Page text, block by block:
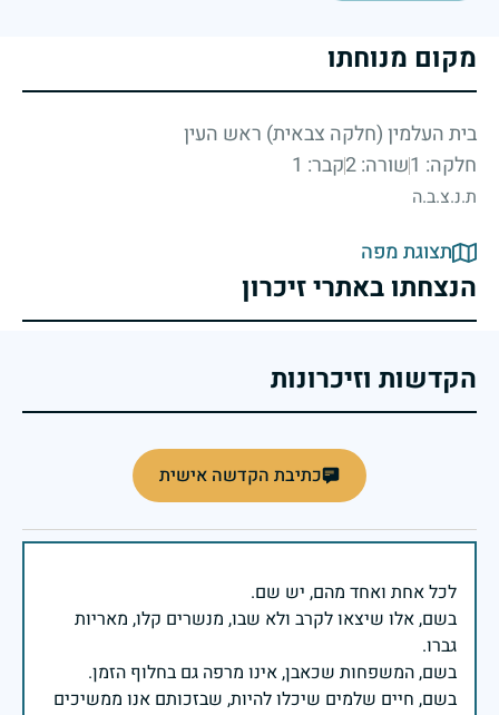
מקום מנוחתו
בית העלמין (חלקה צבאית) ראש העין
חלקה: 1
שורה: 2 קבר: 1
ת.נ.צ.ב.ה
תצוגת מפה
הנצחתו באתרי זיכרון
הקדשות וזיכרונות
כתיבת הקדשה אישית
בשם, אלו שיצאו לקרב ולא שבו, מנשרים קלו, מאריות
בשם, חיים שלמים שיכלו להיות, שבזכותם אנו ממשיכים